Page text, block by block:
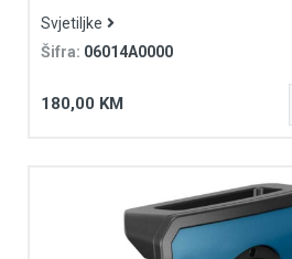
Svjetiljke
Šifra: 06014A0000
180,00 KM